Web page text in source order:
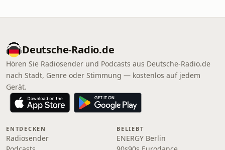
Deutsche-Radio.de
Hören Sie Radiosender und Podcasts aus Deutsche-Radio.de
nach Stadt, Genre oder Stimmung — kostenlos auf jedem
Gerät.
ENTDECKEN
Radiosender
BELIEBT
ENERGY Berlin